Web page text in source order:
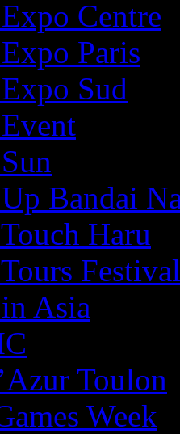
Centre
Paris
Sud
Bandai
Haru
Festival
Asia
Toulon
Week